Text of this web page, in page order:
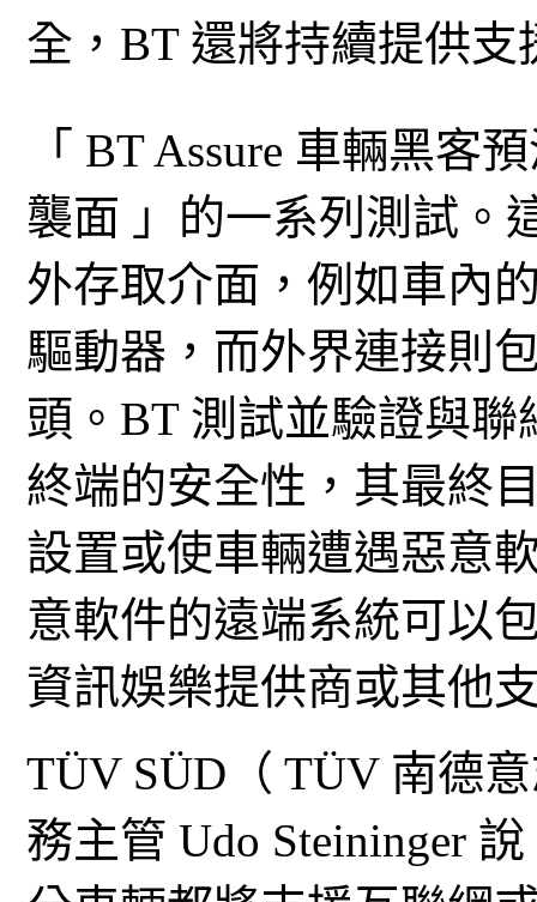
全，BT 還將持續提供
「 BT Assure 車輛黑客
襲面 」的一系列測試。
外存取介面，例如車內
驅動器，而外界連接則
頭。BT 測試並驗證與
終端的安全性，其最終
設置或使車輛遭遇惡意
意軟件的遠端系統可以
資訊娛樂提供商或其他
TÜV SÜD（ TÜV 南德
務主管 Udo Steininger